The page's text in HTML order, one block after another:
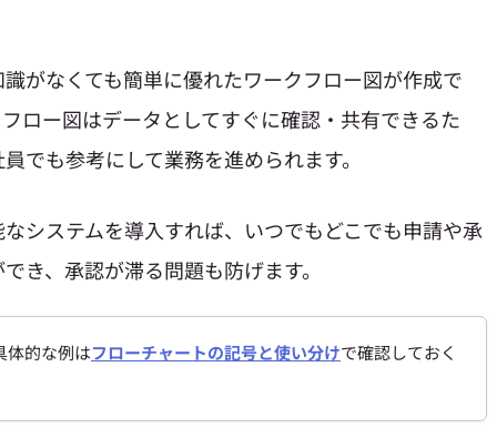
がなくても簡単に優れたワークフロー図が作成で
ロー図はデータとしてすぐに確認・共有できるた
でも参考にして業務を進められます。
システムを導入すれば、いつでもどこでも申請や承
き、承認が滞る問題も防げます。
体的な例はフローチャートの記号と使い分けで確認しておく